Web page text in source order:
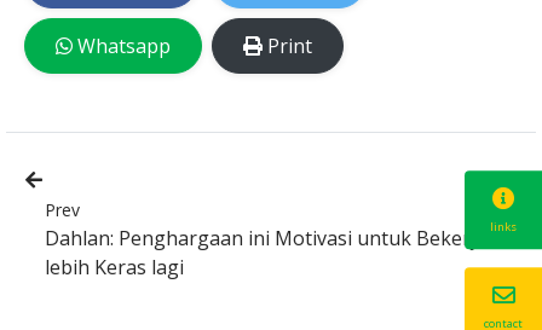
Whatsapp Print
Prev
Dahlan: Penghargaan ini Motivasi untuk Bekerja
lebih Keras lagi
links
contact